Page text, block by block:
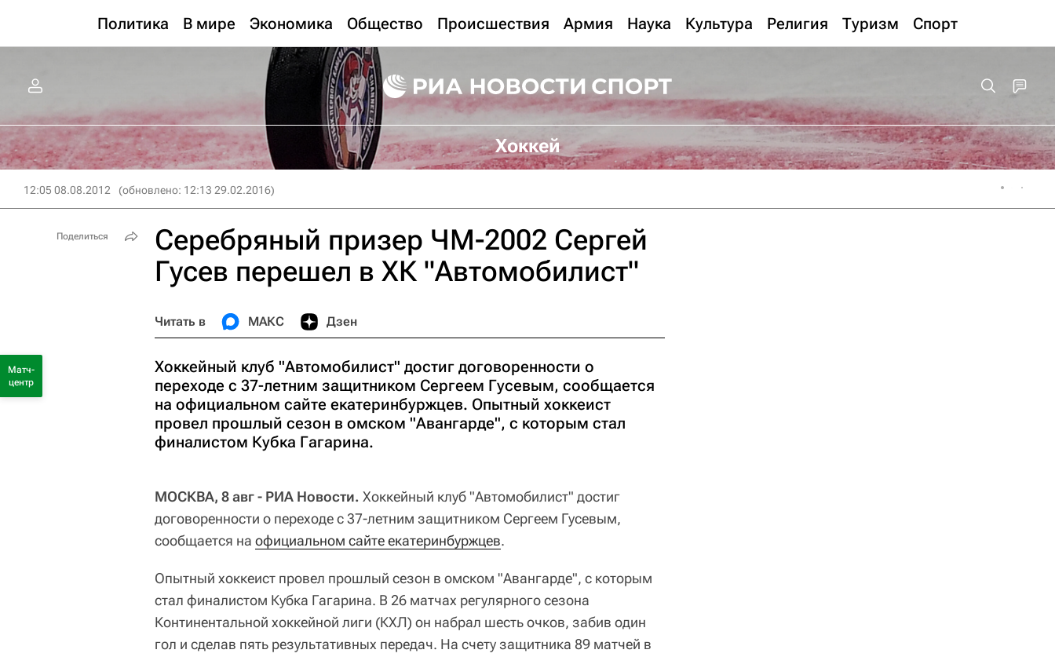
Политика В мире Экономика Общество Происшествия Армия Наука Культура Религия Туризм Спорт
Хоккей
12:05 08.08.2012 (обновлено: 12:13 29.02.2016)
Серебряный призер ЧМ-2002 Сергей
Гусев перешел в ХК "Автомобилист"
Читать в МАКС Дзен
Хоккейный клуб "Автомобилист" достиг договоренности о
переходе с 37-летним защитником Сергеем Гусевым, сообщается
на официальном сайте екатеринбуржцев. Опытный хоккеист
провел прошлый сезон в омском "Авангарде", с которым стал
финалистом Кубка Гагарина.
МОСКВА, 8 авг - РИА Новости. Хоккейный клуб "Автомобилист" достиг
договоренности о переходе с 37-летним защитником Сергеем Гусевым,
сообщается на официальном сайте екатеринбуржцев.
Опытный хоккеист провел прошлый сезон в омском "Авангарде", с которым
стал финалистом Кубка Гагарина. В 26 матчах регулярного сезона
Континентальной хоккейной лиги (КХЛ) он набрал шесть очков, забив один
гол и сделав пять результативных передач. На счету защитника 89 матчей в
Поделиться
Матч-
центр